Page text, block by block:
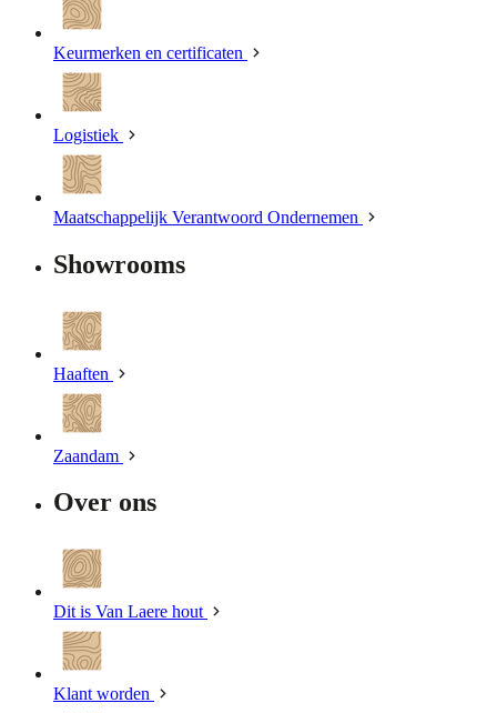
Keurmerken en certificaten
Logistiek
Maatschappelijk Verantwoord Ondernemen
Showrooms
Haaften
Zaandam
Over ons
Dit is Van Laere hout
Klant worden